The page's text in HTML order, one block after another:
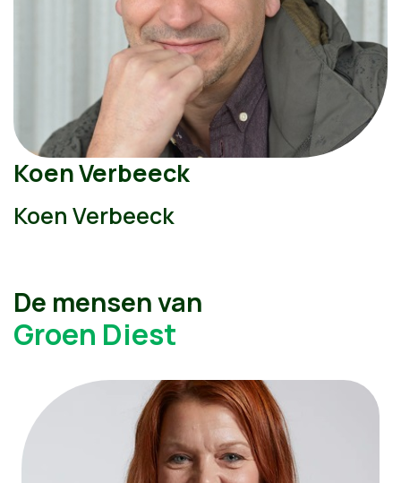
Koen Verbeeck
Koen Verbeeck
De mensen van
Groen Diest